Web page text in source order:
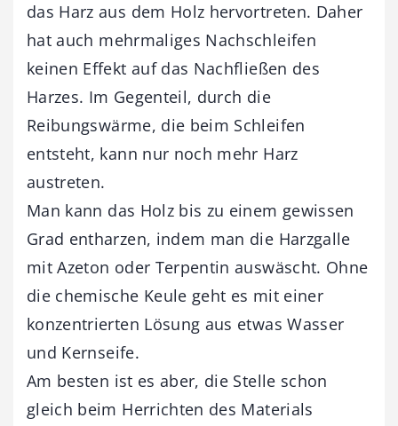
das Harz aus dem Holz hervortreten. Daher
hat auch mehrmaliges Nachschleifen
keinen Effekt auf das Nachfließen des
Harzes. Im Gegenteil, durch die
Reibungswärme, die beim Schleifen
entsteht, kann nur noch mehr Harz
austreten.
Man kann das Holz bis zu einem gewissen
Grad entharzen, indem man die Harzgalle
mit Azeton oder Terpentin auswäscht. Ohne
die chemische Keule geht es mit einer
konzentrierten Lösung aus etwas Wasser
und Kernseife.
Am besten ist es aber, die Stelle schon
gleich beim Herrichten des Materials